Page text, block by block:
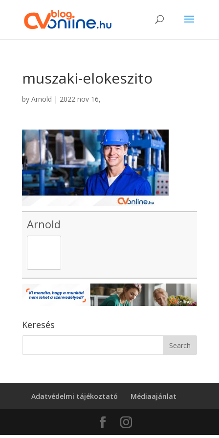
muszaki-elokeszito
by Arnold | 2022 nov 16,
Arnold
Keresés
Adatvédelmi tájékoztató Médiaajánlat